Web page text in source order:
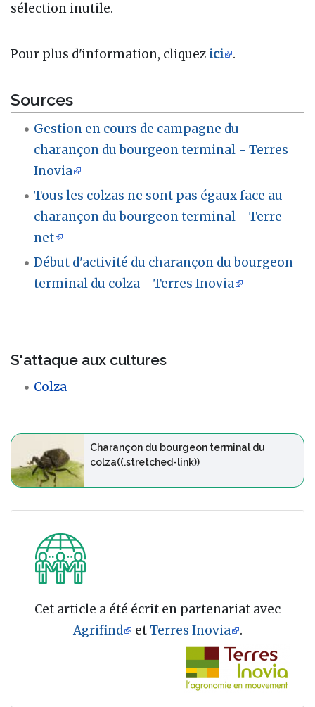
sélection inutile.
Pour plus d'information, cliquez ici .
Sources
Gestion en cours de campagne du
charançon du bourgeon terminal - Terres
Inovia
Tous les colzas ne sont pas égaux face au
charançon du bourgeon terminal - Terre-
net
Début d'activité du charançon du bourgeon
terminal du colza - Terres Inovia
S'attaque aux cultures
Colza
Charançon du bourgeon terminal du
colza((.stretched-link))
Cet article a été écrit en partenariat avec
Agrifind
etTerres Inovia .